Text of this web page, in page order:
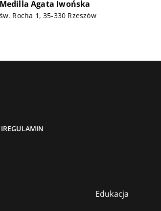
Medilla Agata Iwońska
św. Rocha 1, 35-330 Rzeszów
REGULAMIN
Edukacja